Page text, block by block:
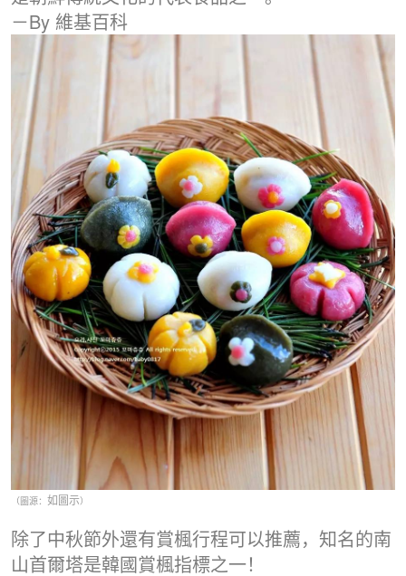
－By 維基百科
（圖源： 如圖示）
除了中秋節外還有賞楓行程可以推薦，知名的南
山首爾塔是韓國賞楓指標之一！